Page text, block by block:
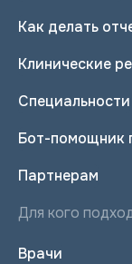
Как делать
Клинические
Специальности
Бот-помощник
Партнерам
Для кого
Врачи